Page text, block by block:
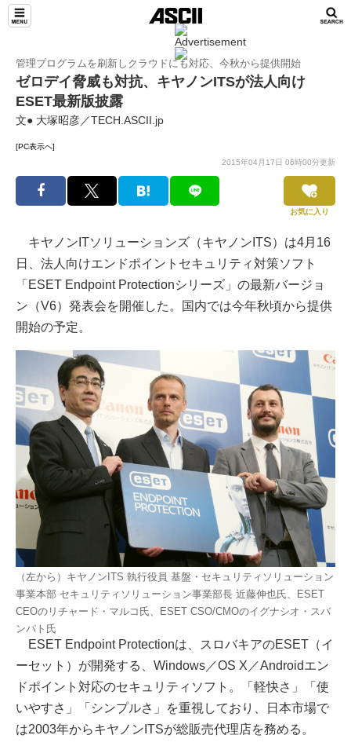
管理プログラムを刷新しクラウドにも対応、今秋から提供開始
ゼロデイ脅威も対抗、キヤノンITSが法人向け
ESET最新版披露
文● 大塚昭彦／TECH.ASCII.jp
[PC表示へ]
2015年04月17日 06時00分更新
お気に入り
キヤノンITソリューションズ（キヤノンITS）は4月16
日、法人向けエンドポイントセキュリティ対策ソフト
「ESET Endpoint Protectionシリーズ」の最新バージョ
ン（V6）発表会を開催した。国内では今年秋頃から提供
開始の予定。
（左から）キヤノンITS 執行役員 基盤・セキュリティソリューション
事業本部 セキュリティソリューション事業部長 近藤伸也氏、ESET
CEOのリチャード・マルコ氏、ESET CSO/CMOのイグナシオ・スバ
ンパト氏
ESET Endpoint Protectionは、スロバキアのESET（イ
ーセット）が開発する、Windows／OS X／Androidエン
ドポイント対応のセキュリティソフト。「軽快さ」「使
いやすさ」「シンプルさ」を重視しており、日本市場で
は2003年からキヤノンITSが総販売代理店を務める。